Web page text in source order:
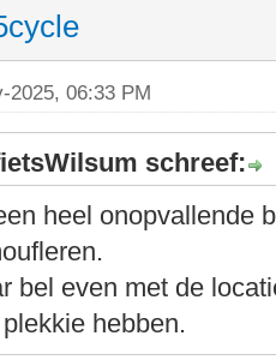
2025, 06:33 PM
schreef:
heel onopvallende
bel even met de
hebben.